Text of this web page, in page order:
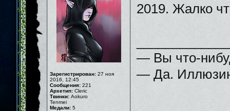
Зарегистрирован: 27 ноя
2016, 12:45
Сообщения: 221
Архетип: Cleric
Твинки: Aokuro
Tenmei
Медали: 5
2019. Жалко
— Вы что-
— Да.